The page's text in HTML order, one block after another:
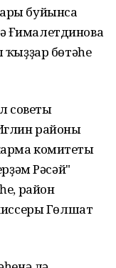
буйынса
бөтәһе
советы
районы
комитеты
Рәсәй"
район
Гөлшат